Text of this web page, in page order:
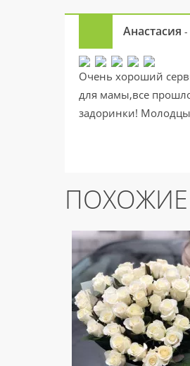
Анастасия -
Очень хороший
для мамы,все
задоринки!